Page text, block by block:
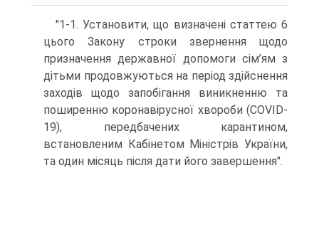
"1-1. Установити, що визначені статтею 6
цього Закону строки звернення щодо
призначення державної допомоги сім’ям з
дітьми продовжуються на період здійснення
заходів щодо запобігання виникненню та
поширенню коронавірусної хвороби (COVID-
19), передбачених карантином,
встановленим Кабінетом Міністрів України,
та один місяць після дати його завершення".